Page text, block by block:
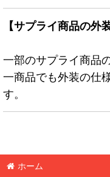
【サプライ商品の外
一部のサプライ商品
一商品でも外装の仕
す。
ホーム